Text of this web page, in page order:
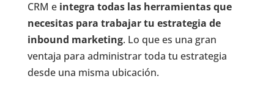
CRM e integra todas las herramientas que
necesitas para trabajar tu estrategia de
inbound marketing. Lo que es una gran
ventaja para administrar toda tu estrategia
desde una misma ubicación.